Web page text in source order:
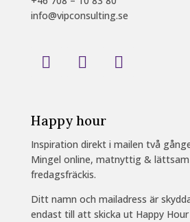
info@vipconsulting.se
Happy hour
Inspiration direkt i mailen två
Mingel online, matnyttig &
fredagsfräckis.
Ditt namn och mailadress är
endast till att skicka ut Happy